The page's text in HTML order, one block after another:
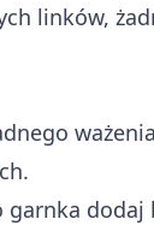
linków,
dodaj